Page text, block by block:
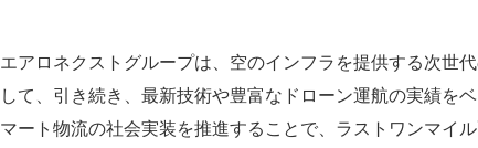
エアロネクストグループは、空のインフラを提供する次世
して、引き続き、最新技術や豊富なドローン運航の実績を
マート物流の社会実装を推進することで、ラストワンマイ